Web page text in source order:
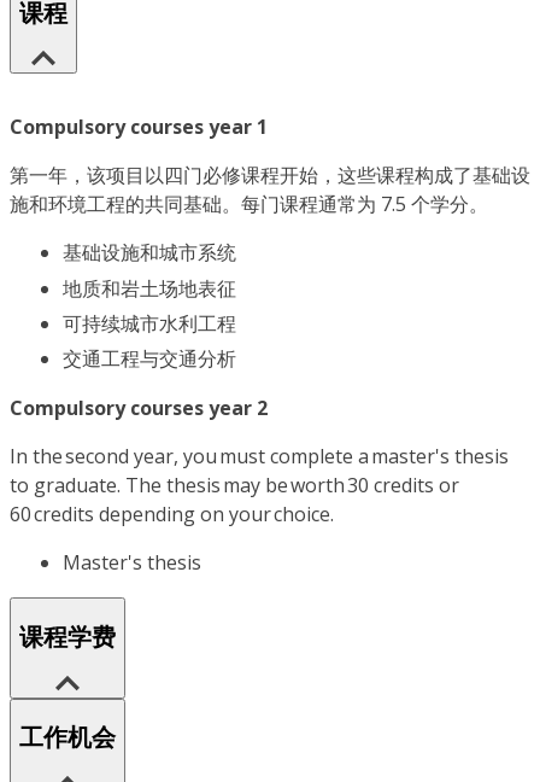
课程
Compulsory courses year 1
第一年，该项目以四门必修课程开始，这些课程构成了基础设
施和环境工程的共同基础。每门课程通常为 7.5 个学分。
基础设施和城市系统
地质和岩土场地表征
可持续城市水利工程
交通工程与交通分析
Compulsory courses year 2
In the second year, you must complete a master's thesis
to graduate. The thesis may be worth 30 credits or
60 credits depending on your choice.
Master's thesis
课程学费
工作机会